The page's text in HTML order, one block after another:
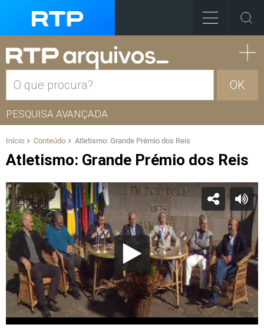
OK
PESQUISA AVANÇADA
Início Conteúdo Atletismo: Grande Prémio dos Reis
Atletismo: Grande Prémio dos Reis